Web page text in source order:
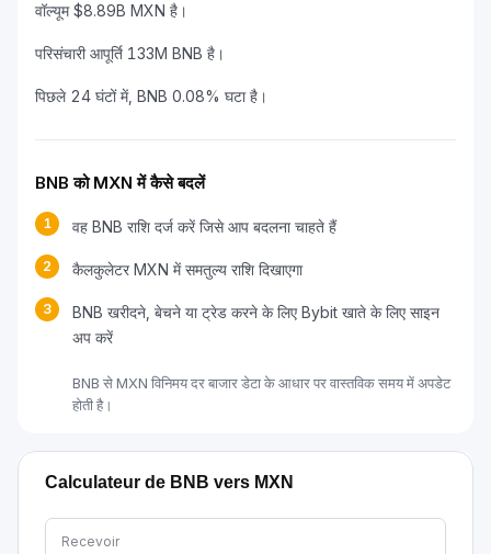
वॉल्यूम $8.89B MXN है।
परिसंचारी आपूर्ति 133M BNB है।
पिछले 24 घंटों में, BNB 0.08% घटा है।
BNB को MXN में कैसे बदलें
1 वह BNB राशि दर्ज करें जिसे आप बदलना चाहते हैं
2 कैलकुलेटर MXN में समतुल्य राशि दिखाएगा
3
BNB खरीदने, बेचने या ट्रेड करने के लिए Bybit खाते के लिए साइन
अप करें
BNB से MXN विनिमय दर बाजार डेटा के आधार पर वास्तविक समय में अपडेट
होती है।
Calculateur de BNB vers MXN
Recevoir